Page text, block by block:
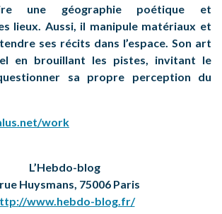
une géographie poétique et
lieux. Aussi, il manipule matériaux et
ses récits dans l’espace. Son art
en brouillant les pistes, invitant le
sa propre perception du
work
L’Hebdo-blog
Huysmans, 75006 Paris
www.hebdo-blog.fr/